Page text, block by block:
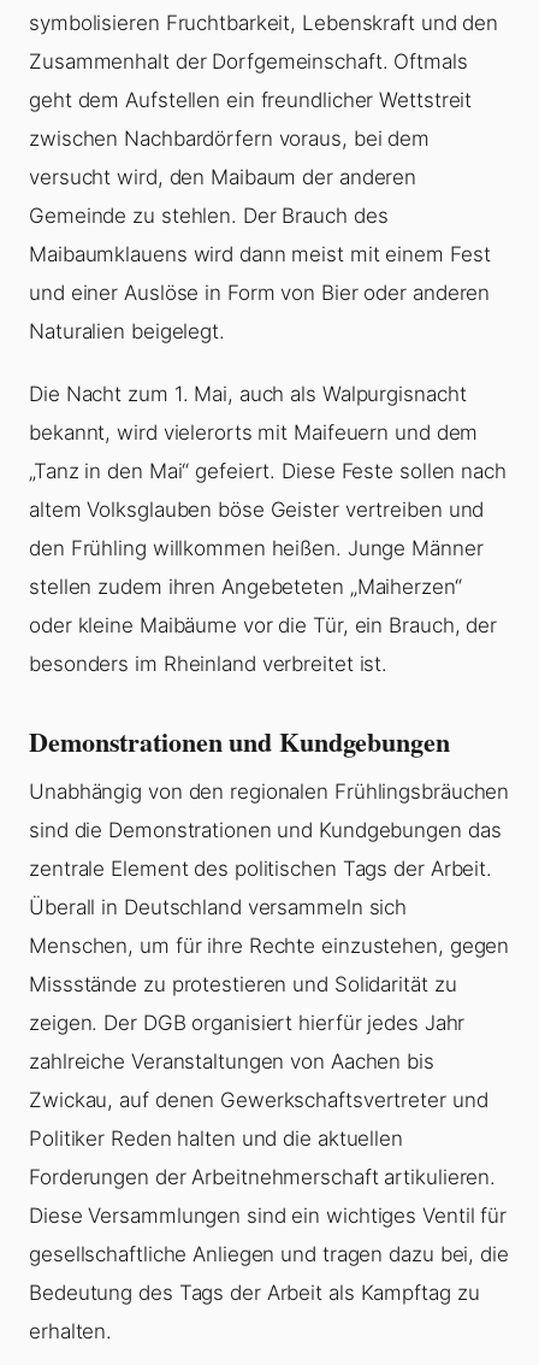
symbolisieren Fruchtbarkeit, Lebenskraft und den
Zusammenhalt der Dorfgemeinschaft. Oftmals
geht dem Aufstellen ein freundlicher Wettstreit
zwischen Nachbardörfern voraus, bei dem
versucht wird, den Maibaum der anderen
Gemeinde zu stehlen. Der Brauch des
Maibaumklauens wird dann meist mit einem Fest
und einer Auslöse in Form von Bier oder anderen
Naturalien beigelegt.
Die Nacht zum 1. Mai, auch als Walpurgisnacht
bekannt, wird vielerorts mit Maifeuern und dem
„Tanz in den Mai“ gefeiert. Diese Feste sollen nach
altem Volksglauben böse Geister vertreiben und
den Frühling willkommen heißen. Junge Männer
stellen zudem ihren Angebeteten „Maiherzen“
oder kleine Maibäume vor die Tür, ein Brauch, der
besonders im Rheinland verbreitet ist.
Demonstrationen und Kundgebungen
Unabhängig von den regionalen Frühlingsbräuchen
sind die Demonstrationen und Kundgebungen das
zentrale Element des politischen Tags der Arbeit.
Überall in Deutschland versammeln sich
Menschen, um für ihre Rechte einzustehen, gegen
Missstände zu protestieren und Solidarität zu
zeigen. Der DGB organisiert hierfür jedes Jahr
zahlreiche Veranstaltungen von Aachen bis
Zwickau, auf denen Gewerkschaftsvertreter und
Politiker Reden halten und die aktuellen
Forderungen der Arbeitnehmerschaft artikulieren.
Diese Versammlungen sind ein wichtiges Ventil für
gesellschaftliche Anliegen und tragen dazu bei, die
Bedeutung des Tags der Arbeit als Kampftag zu
erhalten.